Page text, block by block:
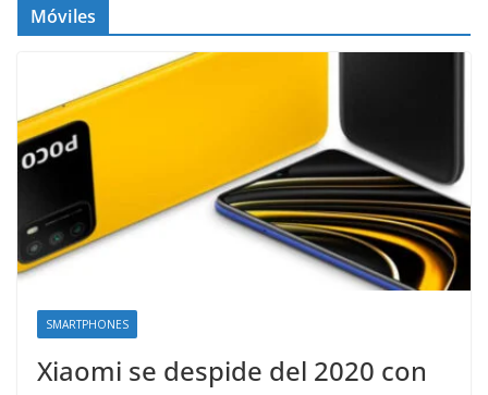
Móviles
SMARTPHONES
Xiaomi se despide del 2020 con